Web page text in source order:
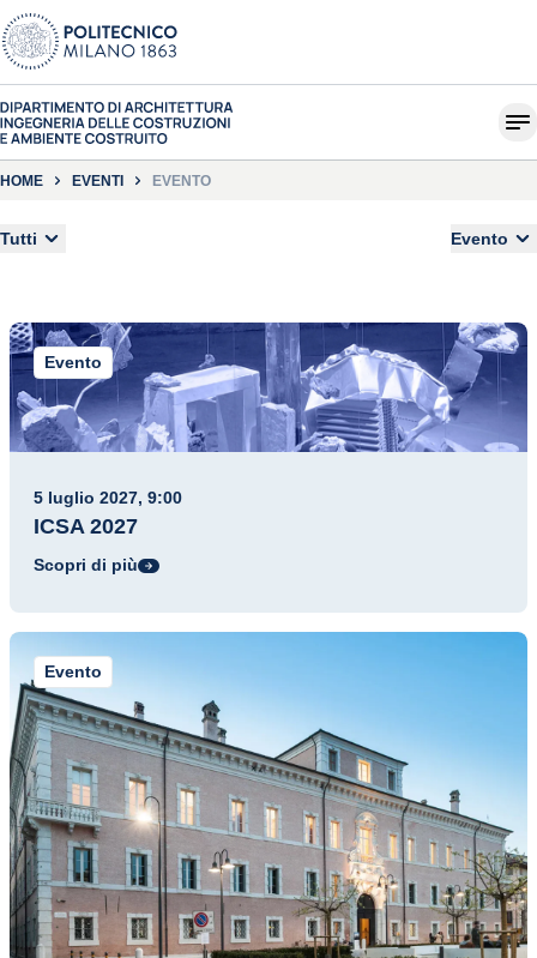
HOME EVENTI EVENTO
Tutti Evento
Evento
5 luglio 2027, 9:00
ICSA 2027
Scopri di più
Evento